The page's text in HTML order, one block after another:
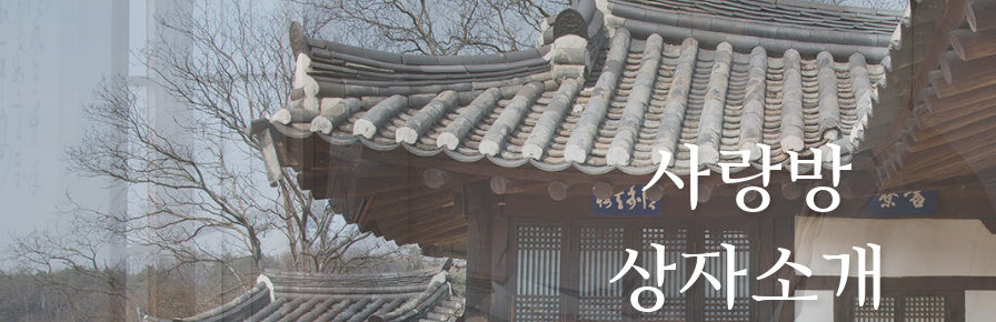
사랑방
상자소개